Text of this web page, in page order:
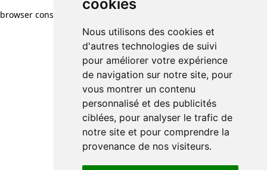
cookies
Nous utilisons des cookies et
d'autres technologies de suivi
pour améliorer votre expérience
de navigation sur notre site, pour
vous montrer un contenu
personnalisé et des publicités
ciblées, pour analyser le trafic de
notre site et pour comprendre la
provenance de nos visiteurs.
browser console for more information)